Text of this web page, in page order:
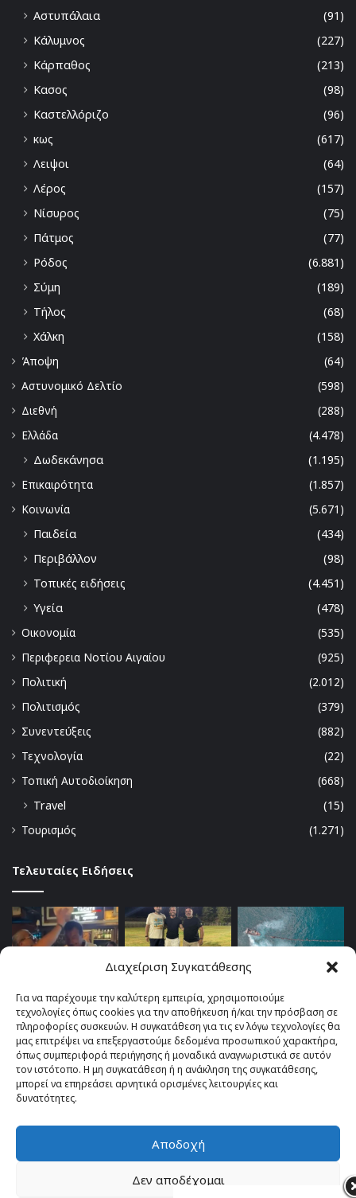
Διαχείριση Συγκατάθεσης
Για να παρέχουμε την καλύτερη εμπειρία, χρησιμοποιούμε
τεχνολογίες όπως cookies για την αποθήκευση ή/και την πρόσβαση σε
πληροφορίες συσκευών. Η συγκατάθεση για τις εν λόγω τεχνολογίες θα
μας επιτρέψει να επεξεργαστούμε δεδομένα προσωπικού χαρακτήρα,
όπως συμπεριφορά περιήγησης ή μοναδικά αναγνωριστικά σε αυτόν
τον ιστότοπο. Η μη συγκατάθεση ή η ανάκληση της συγκατάθεσης,
μπορεί να επηρεάσει αρνητικά ορισμένες λειτουργίες και
δυνατότητες.
Αποδοχή
Δεν αποδέχομαι
Αστυπάλαια
(91)
Κάλυμνος
(227)
Κάρπαθος
(213)
Κασος
(98)
Καστελλόριζο
(96)
κως
(617)
Λειψοι
(64)
Λέρος
(157)
Νίσυρος
(75)
Πάτμος
(77)
Ρόδος
(6.881)
Σύμη
(189)
Τήλος
(68)
Χάλκη
(158)
Άποψη
(64)
Αστυνομικό Δελτίο
(598)
Διεθνή
(288)
Ελλάδα
(4.478)
Δωδεκάνησα
(1.195)
Επικαιρότητα
(1.857)
Κοινωνία
(5.671)
Παιδεία
(434)
Περιβάλλον
(98)
Τοπικές ειδήσεις
(4.451)
Υγεία
(478)
Οικονομία
(535)
Περιφερεια Νοτίου Αιγαίου
(925)
Πολιτική
(2.012)
Πολιτισμός
(379)
Συνεντεύξεις
(882)
Τεχνολογία
(22)
Τοπική Αυτοδιοίκηση
(668)
Travel
(15)
Τουρισμός
(1.271)
Τελευταίες Ειδήσεις
© Copyright 2026, All Rights Reserved |TOP fm 102.4